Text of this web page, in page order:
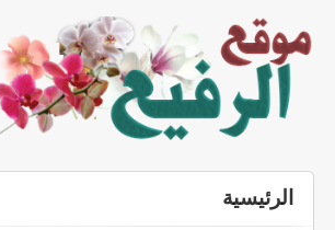
الرئيسية